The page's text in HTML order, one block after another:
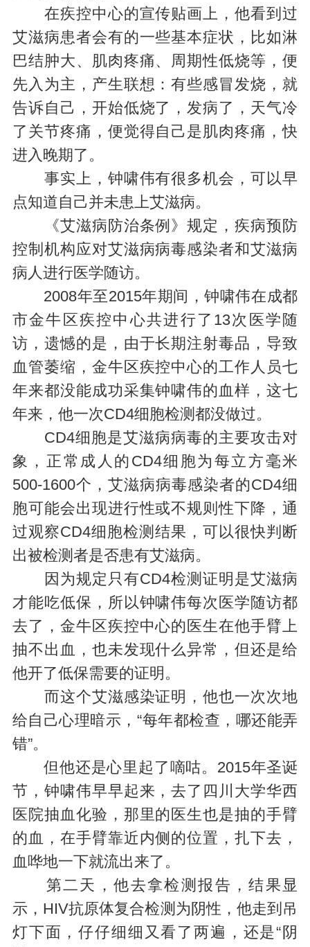
在疾控中心的宣传贴画上，他看到过
艾滋病患者会有的一些基本症状，比如淋
巴结肿大、肌肉疼痛、周期性低烧等，便
先入为主，产生联想：有些感冒发烧，就
告诉自己，开始低烧了，发病了，天气冷
了关节疼痛，便觉得自己是肌肉疼痛，快
进入晚期了。
事实上，钟啸伟有很多机会，可以早
点知道自己并未患上艾滋病。
《艾滋病防治条例》规定，疾病预防
控制机构应对艾滋病病毒感染者和艾滋病
病人进行医学随访。
2008年至2015年期间，钟啸伟在成都
市金牛区疾控中心共进行了13次医学随
访，遗憾的是，由于长期注射毒品，导致
血管萎缩，金牛区疾控中心的工作人员七
年来都没能成功采集钟啸伟的血样，这七
年来，他一次CD4细胞检测都没做过。
CD4细胞是艾滋病病毒的主要攻击对
象，正常成人的CD4细胞为每立方毫米
500-1600个，艾滋病病毒感染者的CD4细
胞可能会出现进行性或不规则性下降，通
过观察CD4细胞检测结果，可以很快判断
出被检测者是否患有艾滋病。
因为规定只有CD4检测证明是艾滋病
才能吃低保，所以钟啸伟每次医学随访都
去了，金牛区疾控中心的医生在他手臂上
抽不出血，也未发现什么异常，但还是给
他开了低保需要的证明。
而这个艾滋感染证明，他也一次次地
给自己心理暗示，“每年都检查，哪还能弄
错”。
但他还是心里起了嘀咕。2015年圣诞
节，钟啸伟早早起来，去了四川大学华西
医院抽血化验，那里的医生也是抽的手臂
的血，在手臂靠近内侧的位置，扎下去，
血哗地一下就流出来了。
第二天，他去拿检测报告，结果显
示，HIV抗原体复合检测为阴性，他走到吊
灯下面，仔仔细细又看了两遍，还是“阴